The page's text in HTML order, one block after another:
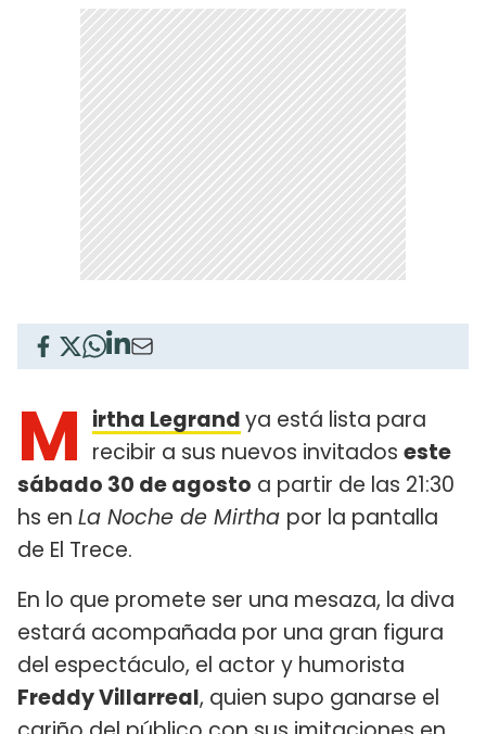
M irtha Legrandya está lista para
recibir a sus nuevos invitados este
sábado 30 de agosto a partir de las 21:30
hs en La Noche de Mirtha por la pantalla
de El Trece.
En lo que promete ser una mesaza, la diva
estará acompañada por una gran figura
del espectáculo, el actor y humorista
Freddy Villarreal, quien supo ganarse el